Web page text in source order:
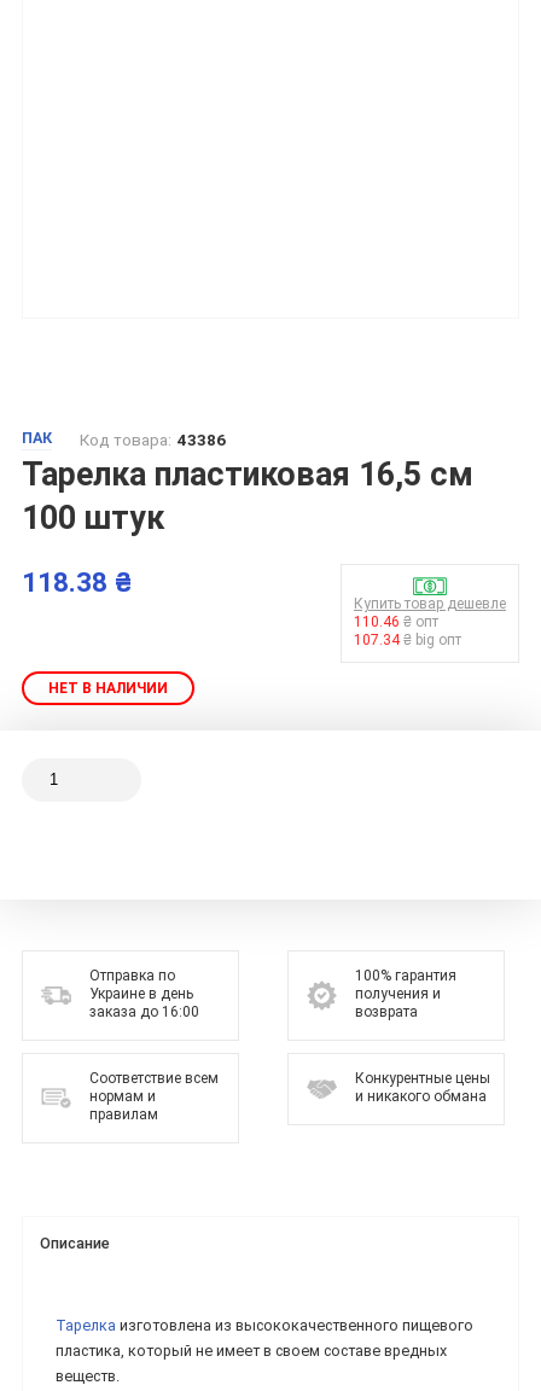
ПАК Код товара: 43386
Тарелка пластиковая 16,5 см
100 штук
118.38 ₴
Купить товар дешевле
110.46 ₴ опт
107.34₴ big опт
НЕТ В НАЛИЧИИ
Отправка по
Украине в день
заказа до 16:00
Соответствие всем
нормам и
правилам
100% гарантия
получения и
возврата
Конкурентные цены
и никакого обмана
Описание
Тарелка изготовлена из высококачественного пищевого
пластика, который не имеет в своем составе вредных
веществ.